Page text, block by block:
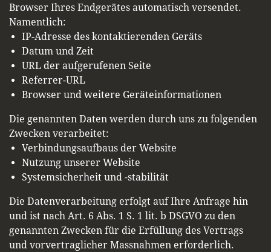
Browser Ihres Endgerätes automatisch versendet.
Namentlich:
IP-Adresse des kontaktierenden Geräts
Datum und Zeit
URL der aufgerufenen Seite
Referrer-URL
Browser und weitere Geräteinformationen
Die genannten Daten werden durch uns zu folgenden
Zwecken verarbeitet:
Verbindungsaufbaus der Website
Nutzung unserer Website
Systemsicherheit und -stabilität
Die Datenverarbeitung erfolgt auf Ihre Anfrage hin
und ist nach Art. 6 Abs. 1 S. 1 lit. b DSGVO zu den
genannten Zwecken für die Erfüllung des Vertrags
und vorvertraglicher Massnahmen erforderlich.